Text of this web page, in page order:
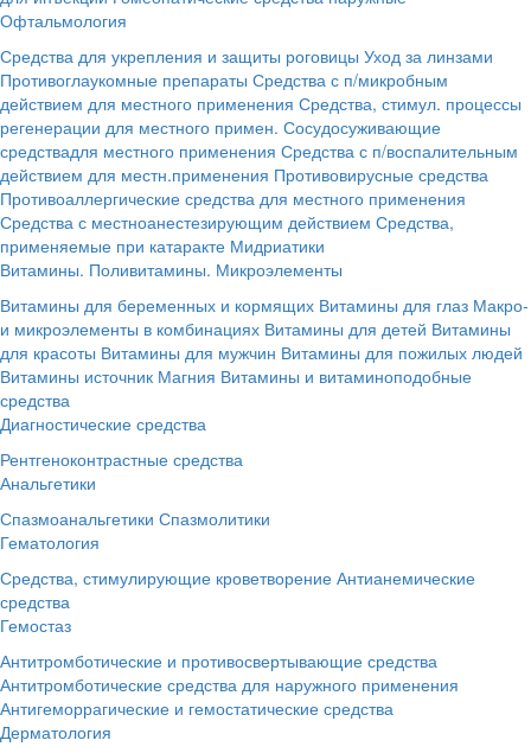
Офтальмология
Средства для укрепления и защиты роговицы Уход за линзами
Противоглаукомные препараты Средства с п/микробным
действием для местного применения Средства, стимул. процессы
регенерации для местного примен. Сосудосуживающие
средствадля местного применения Средства с п/воспалительным
действием для местн.применения Противовирусные средства
Противоаллергические средства для местного применения
Средства с местноанестезирующим действием Средства,
применяемые при катаракте Мидриатики
Витамины. Поливитамины. Микроэлементы
Витамины для беременных и кормящих Витамины для глаз Макро-
и микроэлементы в комбинациях Витамины для детей Витамины
для красоты Витамины для мужчин Витамины для пожилых людей
Витамины источник Магния Витамины и витаминоподобные
средства
Диагностические средства
Рентгеноконтрастные средства
Анальгетики
Спазмоанальгетики Спазмолитики
Гематология
Средства, стимулирующие кроветворение Антианемические
средства
Гемостаз
Антитромботические и противосвертывающие средства
Антитромботические средства для наружного применения
Антигеморрагические и гемостатические средства
Дерматология